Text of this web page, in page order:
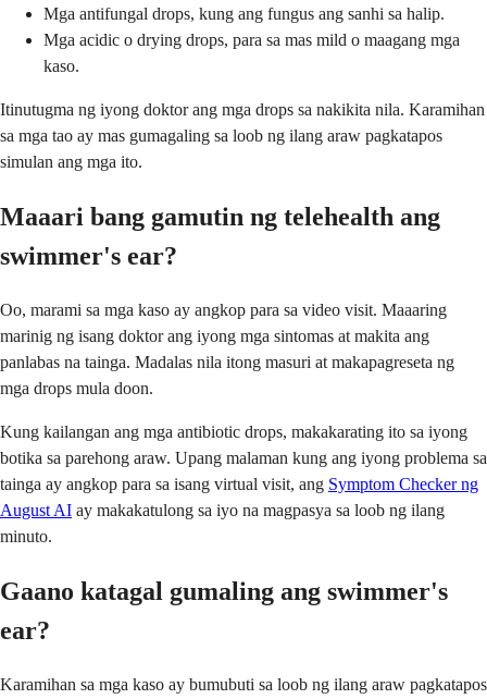
Mga antifungal drops, kung ang fungus ang sanhi sa halip.
Mga acidic o drying drops, para sa mas mild o maagang mga
kaso.
Itinutugma ng iyong doktor ang mga drops sa nakikita nila. Karamihan
sa mga tao ay mas gumagaling sa loob ng ilang araw pagkatapos
simulan ang mga ito.
Maaari bang gamutin ng telehealth ang
swimmer's ear?
Oo, marami sa mga kaso ay angkop para sa video visit. Maaaring
marinig ng isang doktor ang iyong mga sintomas at makita ang
panlabas na tainga. Madalas nila itong masuri at makapagreseta ng
mga drops mula doon.
Kung kailangan ang mga antibiotic drops, makakarating ito sa iyong
botika sa parehong araw. Upang malaman kung ang iyong problema sa
tainga ay angkop para sa isang virtual visit, ang Symptom Checker ng
August AI ay makakatulong sa iyo na magpasya sa loob ng ilang
minuto.
Gaano katagal gumaling ang swimmer's
ear?
Karamihan sa mga kaso ay bumubuti sa loob ng ilang araw pagkatapos